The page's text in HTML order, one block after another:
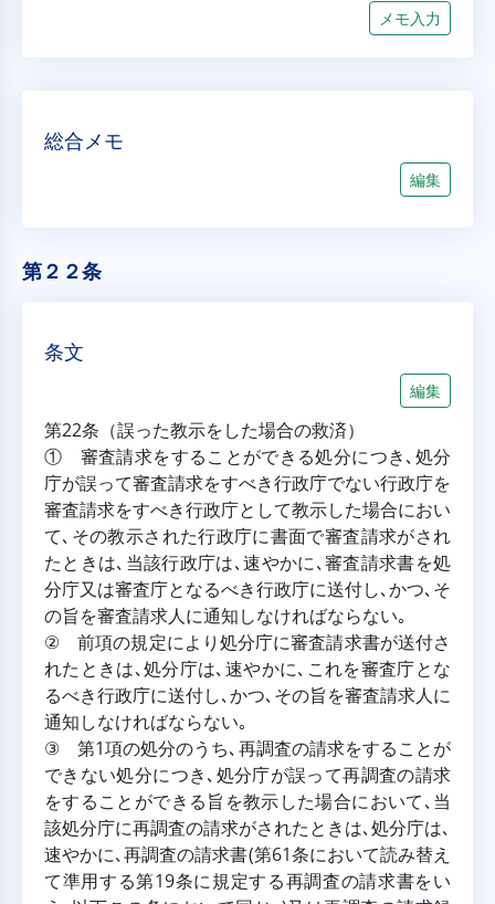
メモ入力
総合メモ
編集
第２２条
条文
編集
第22条（誤った教示をした場合の救済）
① 審査請求をすることができる処分につき､処分
庁が誤って審査請求をすべき行政庁でない行政庁を
審査請求をすべき行政庁として教示した場合におい
て､その教示された行政庁に書面で審査請求がされ
たときは､当該行政庁は､速やかに､審査請求書を処
分庁又は審査庁となるべき行政庁に送付し､かつ､そ
の旨を審査請求人に通知しなければならない｡
② 前項の規定により処分庁に審査請求書が送付さ
れたときは､処分庁は､速やかに､これを審査庁とな
るべき行政庁に送付し､かつ､その旨を審査請求人に
通知しなければならない｡
③ 第1項の処分のうち､再調査の請求をすることが
できない処分につき､処分庁が誤って再調査の請求
をすることができる旨を教示した場合において､当
該処分庁に再調査の請求がされたときは､処分庁は､
速やかに､再調査の請求書(第61条において読み替え
て準用する第19条に規定する再調査の請求書をい